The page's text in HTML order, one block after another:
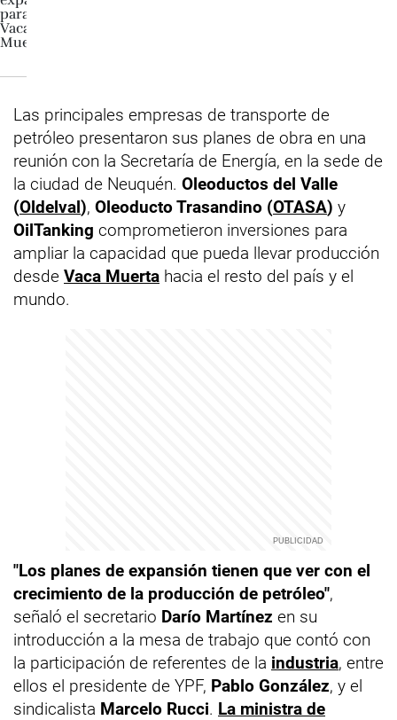
Las principales empresas de transporte de
petróleo presentaron sus planes de obra en una
reunión con la Secretaría de Energía, en la sede de
la ciudad de Neuquén. Oleoductos del Valle
(Oldelval), Oleoducto Trasandino (OTASA) y
OilTanking comprometieron inversiones para
ampliar la capacidad que pueda llevar producción
desde Vaca Muerta hacia el resto del país y el
mundo.
"Los planes de expansión tienen que ver con el
crecimiento de la producción de petróleo",
señaló el secretario Darío Martínez en su
introducción a la mesa de trabajo que contó con
la participación de referentes de la industria, entre
ellos el presidente de YPF, Pablo González, y el
sindicalista Marcelo Rucci. La ministra de